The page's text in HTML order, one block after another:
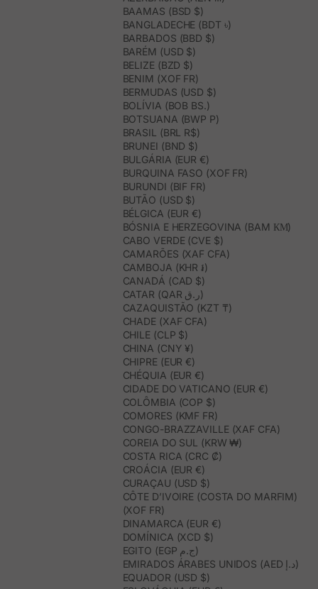
BAAMAS (BSD $)
BANGLADECHE (BDT ৳)
BARBADOS (BBD $)
BARÉM (USD $)
BELIZE (BZD $)
BENIM (XOF FR)
BERMUDAS (USD $)
BOLÍVIA (BOB BS.)
BOTSUANA (BWP P)
BRASIL (BRL R$)
BRUNEI (BND $)
BULGÁRIA (EUR €)
BURQUINA FASO (XOF FR)
BURUNDI (BIF FR)
BUTÃO (USD $)
BÉLGICA (EUR €)
BÓSNIA E HERZEGOVINA (BAM КМ)
CABO VERDE (CVE $)
CAMARÕES (XAF CFA)
CAMBOJA (KHR ៛)
CANADÁ (CAD $)
CATAR (QAR ر.ق)
CAZAQUISTÃO (KZT ₸)
CHADE (XAF CFA)
CHILE (CLP $)
CHINA (CNY ¥)
CHIPRE (EUR €)
CHÉQUIA (EUR €)
CIDADE DO VATICANO (EUR €)
COLÔMBIA (COP $)
COMORES (KMF FR)
CONGO-BRAZZAVILLE (XAF CFA)
COREIA DO SUL (KRW ₩)
COSTA RICA (CRC ₡)
CROÁCIA (EUR €)
CURAÇAU (USD $)
CÔTE D’IVOIRE (COSTA DO MARFIM)
(XOF FR)
DINAMARCA (EUR €)
DOMÍNICA (XCD $)
EGITO (EGP ج.م)
EMIRADOS ÁRABES UNIDOS (AED د.إ)
EQUADOR (USD $)